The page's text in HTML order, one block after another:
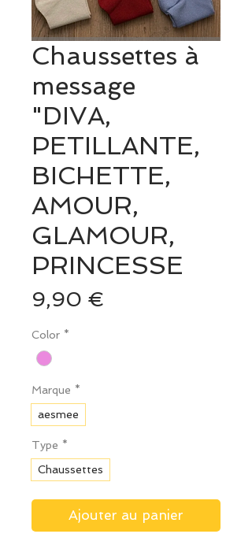
Chaussettes à
message
"DIVA,
PETILLANTE,
BICHETTE,
AMOUR,
GLAMOUR,
PRINCESSE
9,90 €
Color *
Marque *
aesmee
Type *
Chaussettes
Ajouter au panier